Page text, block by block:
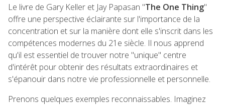
Le livre de Gary Keller et Jay Papasan "The One Thing"
offre une perspective éclairante sur l'importance de la
concentration et sur la manière dont elle s'inscrit dans les
compétences modernes du 21e siècle. Il nous apprend
qu'il est essentiel de trouver notre "unique" centre
d'intérêt pour obtenir des résultats extraordinaires et
s'épanouir dans notre vie professionnelle et personnelle.
Prenons quelques exemples reconnaissables. Imaginez